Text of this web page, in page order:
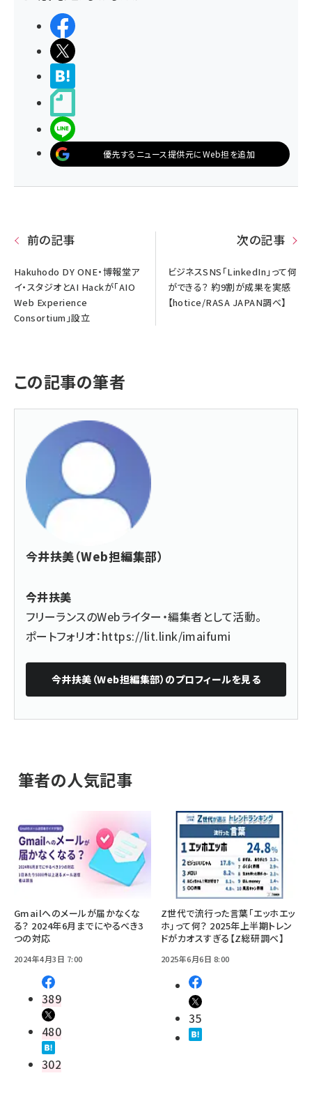
優先するニュース提供元にWeb担を追加
前の記事
Hakuhodo DY ONE・博報堂ア
イ・スタジオとAI Hackが「AIO
Web Experience
Consortium」設立
次の記事
ビジネスSNS「LinkedIn」って何
ができる？ 約9割が成果を実感
【hotice/RASA JAPAN調べ】
この記事の筆者
今井扶美（Web担編集部）
今井扶美
フリーランスのWebライター・編集者として活動。
ポートフォリオ：https://lit.link/imaifumi
今井扶美（Web担編集部） のプロフィールを見る
筆者の人気記事
Gmailへのメールが届かなくな
る？ 2024年6月までにやるべき3
つの対応
2024年4月3日 7:00
389
480
302
Z世代で流行った言葉「エッホエッ
ホ」って何？ 2025年上半期トレン
ドがカオスすぎる【Z総研調べ】
2025年6月6日 8:00
35